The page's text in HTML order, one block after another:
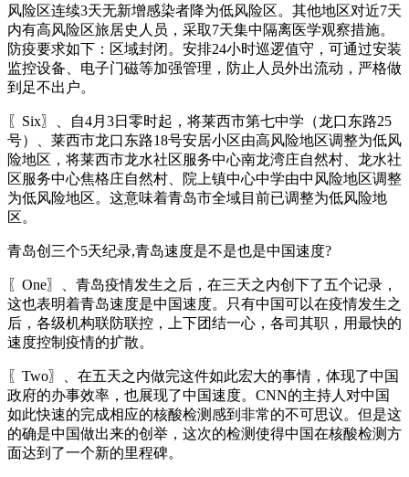
风险区连续3天无新增感染者降为低风险区。其他地区对近7天
内有高风险区旅居史人员，采取7天集中隔离医学观察措施。
防疫要求如下：区域封闭。安排24小时巡逻值守，可通过安装
监控设备、电子门磁等加强管理，防止人员外出流动，严格做
到足不出户。
〖Six〗、自4月3日零时起，将莱西市第七中学（龙口东路25
号）、莱西市龙口东路18号安居小区由高风险地区调整为低风
险地区，将莱西市龙水社区服务中心南龙湾庄自然村、龙水社
区服务中心焦格庄自然村、院上镇中心中学由中风险地区调整
为低风险地区。这意味着青岛市全域目前已调整为低风险地
区。
青岛创三个5天纪录,青岛速度是不是也是中国速度?
〖One〗、青岛疫情发生之后，在三天之内创下了五个记录，
这也表明着青岛速度是中国速度。只有中国可以在疫情发生之
后，各级机构联防联控，上下团结一心，各司其职，用最快的
速度控制疫情的扩散。
〖Two〗、在五天之内做完这件如此宏大的事情，体现了中国
政府的办事效率，也展现了中国速度。CNN的主持人对中国
如此快速的完成相应的核酸检测感到非常的不可思议。但是这
的确是中国做出来的创举，这次的检测使得中国在核酸检测方
面达到了一个新的里程碑。